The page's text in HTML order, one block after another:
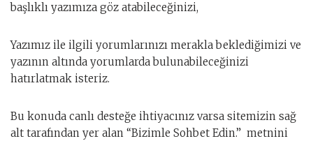
başlıklı yazımıza göz atabileceğinizi,
Yazımız ile ilgili yorumlarınızı merakla beklediğimizi ve
yazının altında yorumlarda bulunabileceğinizi
hatırlatmak isteriz.
Bu konuda canlı desteğe ihtiyacınız varsa sitemizin sağ
alt tarafından yer alan “Bizimle Sohbet Edin.” metnini